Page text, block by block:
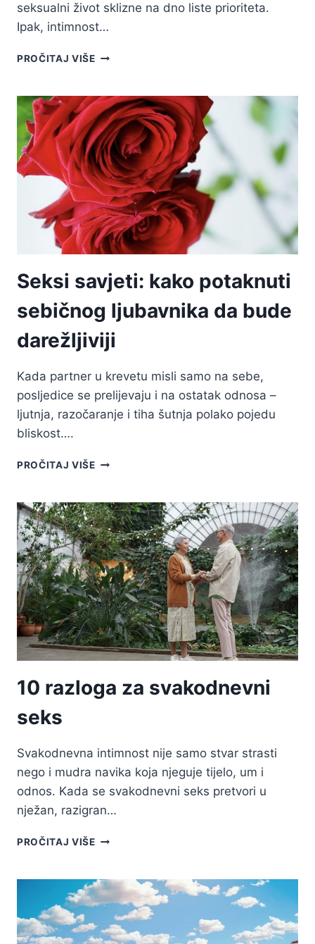
seksualni život sklizne na dno liste prioriteta.
Ipak, intimnost…
PROČITAJ VIŠE7
OŽIVLJAVANJE
SEKSUALNOG
ŽIVOTA
NAKON
ROĐENJA
BEBE
Seksi savjeti: kako potaknuti
sebičnog ljubavnika da bude
darežljiviji
Kada partner u krevetu misli samo na sebe,
posljedice se prelijevaju i na ostatak odnosa –
ljutnja, razočaranje i tiha šutnja polako pojedu
bliskost….
PROČITAJ VIŠESEKSI
POTAKNUTI
SEBIČNOG
LJUBAVNIKA
DA
BUDE
DAREŽLJIVIJI
10 razloga za svakodnevni
seks
Svakodnevna intimnost nije samo stvar strasti
nego i mudra navika koja njeguje tijelo, um i
odnos. Kada se svakodnevni seks pretvori u
nježan, razigran…
PROČITAJ VIŠE10
SVAKODNEVNI
SEKS